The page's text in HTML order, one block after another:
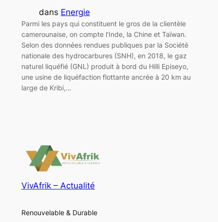
dans Energie
Parmi les pays qui constituent le gros de la clientèle
camerounaise, on compte l’Inde, la Chine et Taïwan.
Selon des données rendues publiques par la Société
nationale des hydrocarbures (SNH), en 2018, le gaz
naturel liquéfié (GNL) produit à bord du Hilli Episeyo,
une usine de liquéfaction flottante ancrée à 20 km au
large de Kribi,…
VivAfrik – Actualité
Renouvelable & Durable